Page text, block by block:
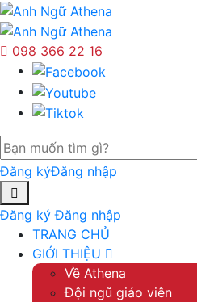
098 366 22 16
Đăng kýĐăng nhập
Đăng ký Đăng nhập
TRANG CHỦ
GIỚI THIỆU
Về Athena
Đội ngũ giáo viên